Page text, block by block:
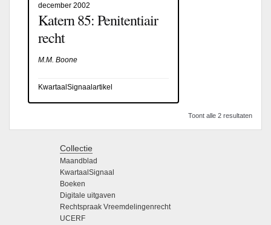
december 2002
Katern 85: Penitentiair
recht
M.M. Boone
KwartaalSignaalartikel
Toont alle 2 resultaten
Collectie
Maandblad
KwartaalSignaal
Boeken
Digitale uitgaven
Rechtspraak Vreemdelingenrecht
UCERF